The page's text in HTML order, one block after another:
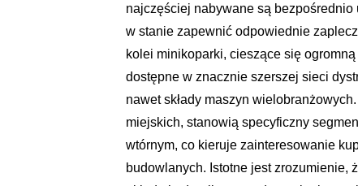
najczęściej nabywane są
w stanie zapewnić odpowiednie
kolei minikoparki, cieszące się
dostępne w znacznie szerszej sieci
nawet składy maszyn
miejskich, stanowią specyficzny
wtórnym, co kieruje zainteresowanie
budowlanych. Istotne jest zrozumienie,